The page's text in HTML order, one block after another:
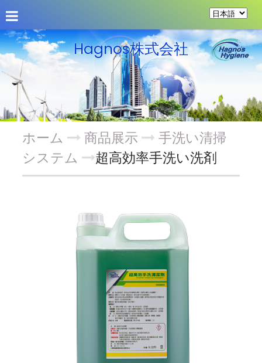
Hagnos株式会社
会社概要 商品展示 揭示板
ホーム 商品展示
手洗い清掃
システム
超高効率手洗い洗剤